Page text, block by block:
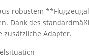
robustem
Dank des
zusätzliche Adapter.